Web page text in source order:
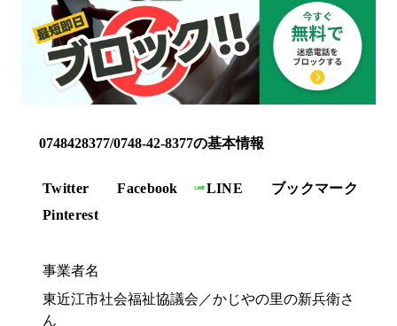
0748428377/0748-42-8377の基本情報
Twitter Facebook LINE
ブックマーク
Pinterest
事業者名
東近江市社会福祉協議会／かじやの里の新兵衛さ
ん